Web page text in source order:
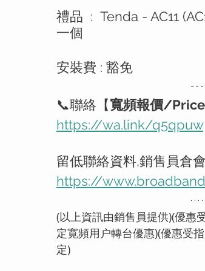
禮品  :  Tenda - AC11
一個
安裝費 : 豁免
📞聯絡【寬頻報價/
https://wa.link/q5qpuw
留低聯絡資料,銷售員倉
https://
(以上資訊由銷售員提供)(優惠
定寛頻用户轉台優惠)(優惠受
定)